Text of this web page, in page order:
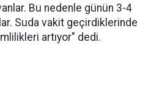
Bu nedenle günün 3-4
Suda vakit geçirdiklerinde
artıyor" dedi.